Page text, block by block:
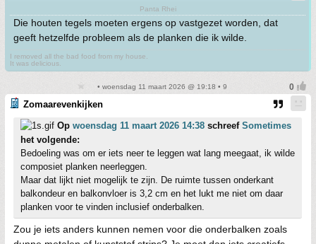
Panta Rhei
Die houten tegels moeten ergens op vastgezet worden, dat
geeft hetzelfde probleem als de planken die ik wilde.
I removed all the bad food from my house.
It was delicious.
• woensdag 11 maart 2026 @ 19:18 • 9
Zomaarevenkijken
Op woensdag 11 maart 2026 14:38 schreef Sometimes
het volgende:
Bedoeling was om er iets neer te leggen wat lang meegaat, ik wilde
composiet planken neerleggen.
Maar dat lijkt niet mogelijk te zijn. De ruimte tussen onderkant
balkondeur en balkonvloer is 3,2 cm en het lukt me niet om daar
planken voor te vinden inclusief onderbalken.
Zou je iets anders kunnen nemen voor die onderbalken zoals